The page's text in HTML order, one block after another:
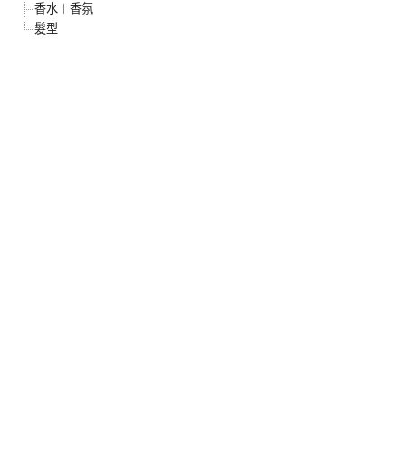
香水︱香氛
髮型